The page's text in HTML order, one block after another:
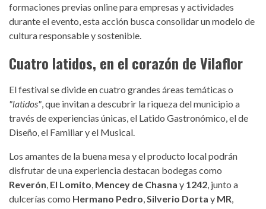
formaciones previas online para empresas y actividades
durante el evento, esta acción busca consolidar un modelo de
cultura responsable y sostenible.
Cuatro latidos, en el corazón de Vilaflor
El festival se divide en cuatro grandes áreas temáticas o
"latidos", que invitan a descubrir la riqueza del municipio a
través de experiencias únicas, el Latido Gastronómico, el de
Diseño, el Familiar y el Musical.
Los amantes de la buena mesa y el producto local podrán
disfrutar de una experiencia destacan bodegas como
Reverón, El Lomito, Mencey de Chasna y 1242, junto a
dulcerías como Hermano Pedro,Silverio Dorta y MR,